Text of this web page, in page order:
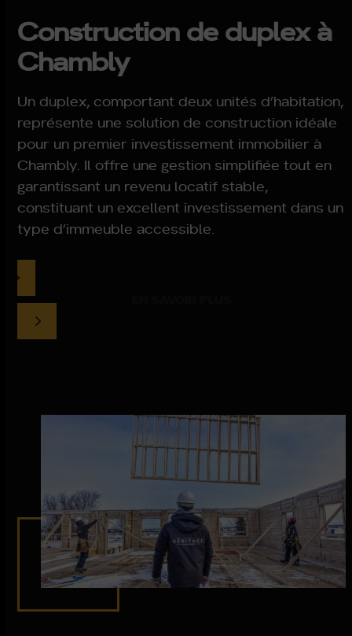
Construction de duplex à
Chambly
Un duplex, comportant deux unités d’habitation,
représente une solution de construction idéale
pour un premier investissement immobilier à
Chambly. Il offre une gestion simplifiée tout en
garantissant un revenu locatif stable,
constituant un excellent investissement dans un
type d’immeuble accessible.